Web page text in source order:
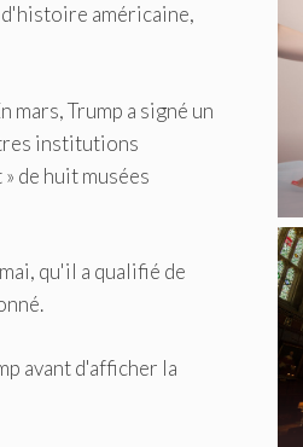
d'histoire américaine,
Trump a signé un
institutions
de huit musées
qu'il a qualifié de
avant d'afficher la